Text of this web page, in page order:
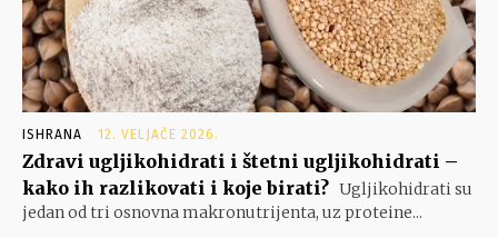
ISHRANA 12. VELJAČE 2026.
Zdravi ugljikohidrati i štetni ugljikohidrati –
kako ih razlikovati i koje birati? Ugljikohidrati su
jedan od tri osnovna makronutrijenta, uz proteine...